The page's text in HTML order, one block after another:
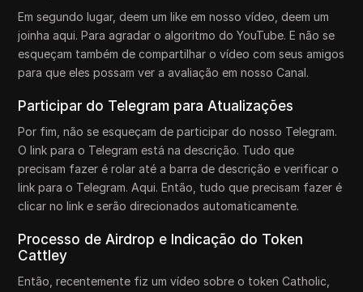
Em segundo lugar, deem um like em nosso vídeo, deem um
joinha aqui. Para agradar o algoritmo do YouTube. E não se
esqueçam também de compartilhar o vídeo com seus amigos
para que eles possam ver a avaliação em nosso Canal.
Participar do Telegram para Atualizações
Por fim, não se esqueçam de participar do nosso Telegram.
O link para o Telegram está na descrição. Tudo que
precisam fazer é rolar até a barra de descrição e verificar o
link para o Telegram. Aqui. Então, tudo que precisam fazer é
clicar no link e serão direcionados automaticamente.
Processo de Airdrop e Indicação do Token
Cattley
Então, recentemente fiz um vídeo sobre o token Catholic,